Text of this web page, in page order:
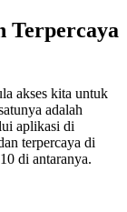
Terpercaya
akses kita untuk
adalah
aplikasi di
terpercaya di
di antaranya.